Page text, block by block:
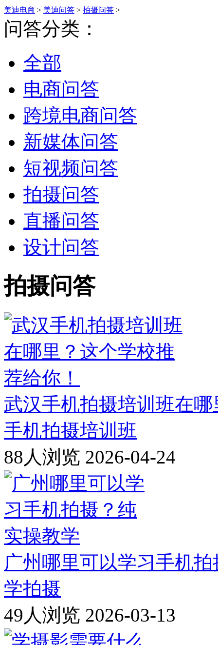
美迪电商 > 美迪问答 > 拍摄问答 >
问答分类：
全部
电商问答
跨境电商问答
新媒体问答
短视频问答
拍摄问答
直播问答
设计问答
拍摄问答
武汉手机拍摄培训班在
手机拍摄培训班
88人浏览 2026-04-24
广州哪里可以学习手机
学拍摄
49人浏览 2026-03-13